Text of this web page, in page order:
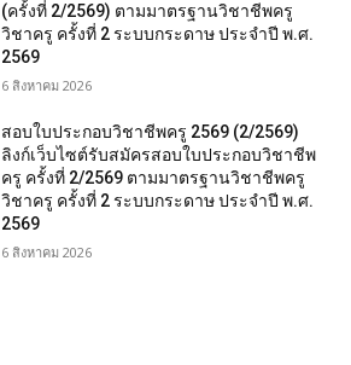
(ครั้งที่ 2/2569) ตามมาตรฐานวิชาชีพครู
วิชาครู ครั้งที่ 2 ระบบกระดาษ ประจำปี พ.ศ.
2569
6 สิงหาคม 2026
สอบใบประกอบวิชาชีพครู 2569 (2/2569)
ลิงก์เว็บไซต์รับสมัครสอบใบประกอบวิชาชีพ
ครู ครั้งที่ 2/2569 ตามมาตรฐานวิชาชีพครู
วิชาครู ครั้งที่ 2 ระบบกระดาษ ประจำปี พ.ศ.
2569
6 สิงหาคม 2026